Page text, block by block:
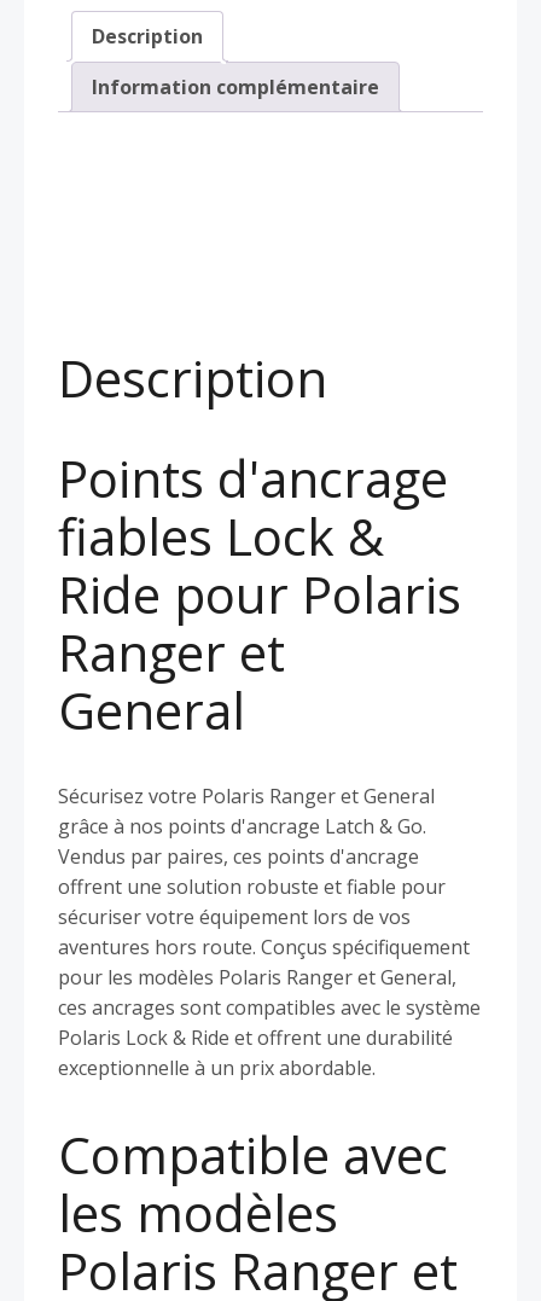
Ranger
General
Description
Information complémentaire
Description
Points d'ancrage
fiables Lock &
Ride pour Polaris
Ranger et
General
Sécurisez votre Polaris Ranger et General
grâce à nos points d'ancrage Latch & Go.
Vendus par paires, ces points d'ancrage
offrent une solution robuste et fiable pour
sécuriser votre équipement lors de vos
aventures hors route. Conçus spécifiquement
pour les modèles Polaris Ranger et General,
ces ancrages sont compatibles avec le système
Polaris Lock & Ride et offrent une durabilité
exceptionnelle à un prix abordable.
Compatible avec
les modèles
Polaris Ranger et